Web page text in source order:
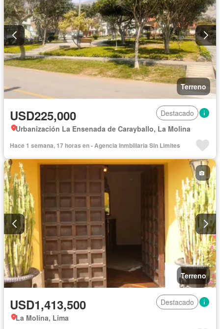
Terreno
USD225,000
Destacado
Urbanización La Ensenada de Carayballo, La Molina
Hace 1 semana, 17 horas en - Agencia Inmbiliaria Sin Limites
Terreno
USD1,413,500
Destacado
La Molina, Lima